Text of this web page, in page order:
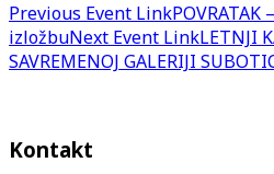
Previous Event Link
izložbuNext Event LinkLETNJI
SAVREMENOJ GALERIJI
Kontakt